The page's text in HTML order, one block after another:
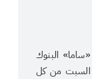
البنوك
السبت من كل